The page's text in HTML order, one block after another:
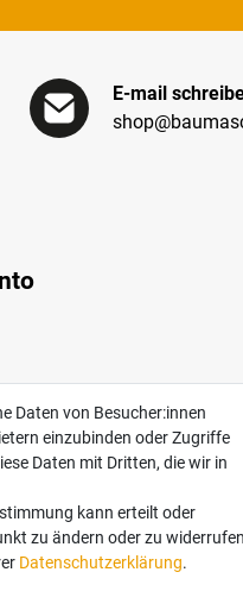
E-mail
und Irrtümer
Daten von Besucher:innen
einzubinden oder Zugriffe
Daten mit Dritten, die wir in
kann erteilt oder
zu ändern oder zu
Daten­schutz­erklärung.